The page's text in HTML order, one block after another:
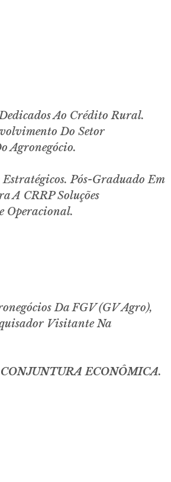
Ao Crédito Rural.
Do Setor
Agronegócio.
Pós-Graduado Em
A CRRP Soluções
Operacional.
Da FGV (GV Agro),
Visitante Na
ECONÔMICA.